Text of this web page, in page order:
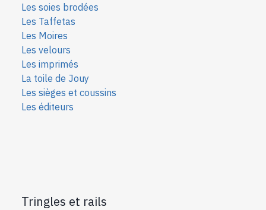
Les soies brodées
Les Taffetas
Les Moires
Les velours
Les imprimés
La toile de Jouy
Les sièges et coussins
Les éditeurs
Tringles et rails